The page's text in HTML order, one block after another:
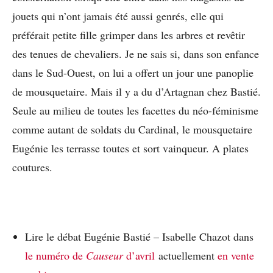
jouets qui n’ont jamais été aussi genrés, elle qui
préférait petite fille grimper dans les arbres et revêtir
des tenues de chevaliers. Je ne sais si, dans son enfance
dans le Sud-Ouest, on lui a offert un jour une panoplie
de mousquetaire. Mais il y a du d’Artagnan chez Bastié.
Seule au milieu de toutes les facettes du néo-féminisme
comme autant de soldats du Cardinal, le mousquetaire
Eugénie les terrasse toutes et sort vainqueur. A plates
coutures.
Lire le débat Eugénie Bastié – Isabelle Chazot dans
le numéro de Causeurd’avril actuellement en vente